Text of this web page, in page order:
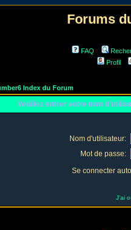
Forums
FAQ
Profil
Index du Forum
Veuillez entrer votre nom
Nom d'utilisateur:
Mot de passe:
Se connecter
J'ai